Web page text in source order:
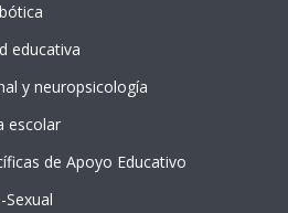
educativa
y neuropsicología
escolar
de Apoyo Educativo